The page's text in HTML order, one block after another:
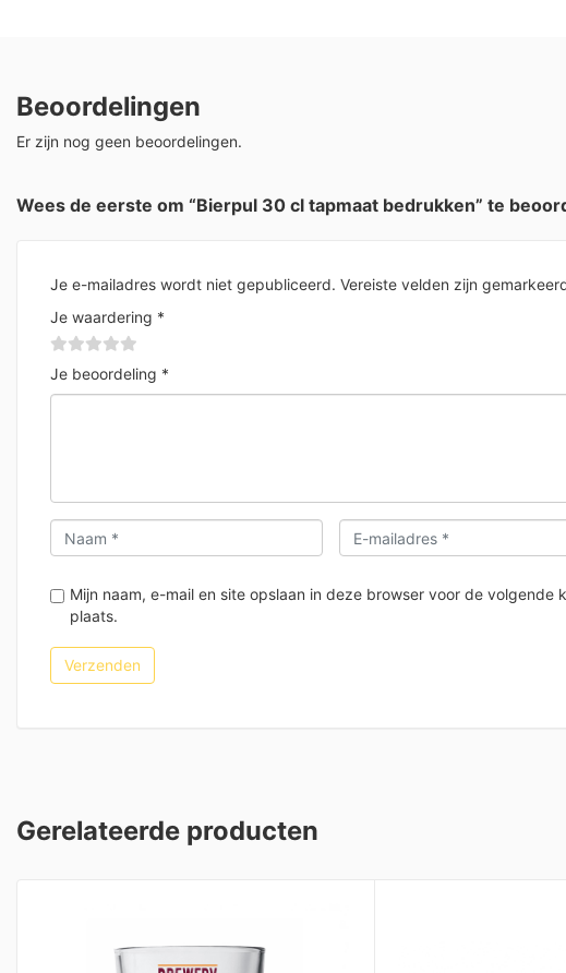
Beoordelingen
Er zijn nog geen beoordelingen.
Wees de eerste om “Bierpul 30 cl tapmaat bedrukken” te
Je e-mailadres wordt niet gepubliceerd. Vereiste velden zijn
Je waardering *
Je beoordeling *
Mijn naam, e-mail en site opslaan in deze browser voor de volgende
plaats.
Gerelateerde producten